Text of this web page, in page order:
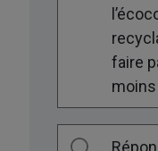
faire
moins